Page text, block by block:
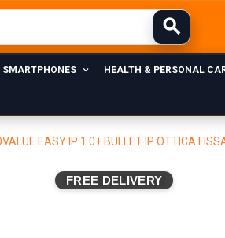
SMARTPHONES HEALTH & PERSONAL
EASY IP 1.0+ BULLET IP OTTICA
FREE DELIVERY